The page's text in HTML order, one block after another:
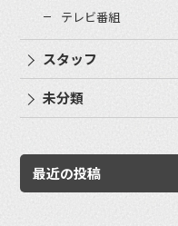
テレビ番組
スタッフ
未分類
最近の投稿